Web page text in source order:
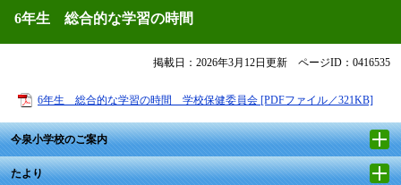
6年生 総合的な学習の時間
掲載日：2026年3月12日更新 ページID：0416535
6年生 総合的な学習の時間 学校保健委員会 [PDFファイル／321KB]
今泉小学校のご案内
たより